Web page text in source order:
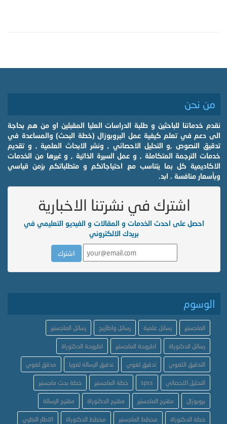
من نحن
نقدم خدماتنا للباحثين و طلبة الدراسات العليا المقبلين او من هم بحاجة
الى دعم في تعلم كيفية عمل البروبوزال (خطة البحث) والمساعدة في
تدقيق النصوص ,و التحليل الاحصائي , ونشر الابحاث العلمية , و تقديم
خدمات الترجمة المتكاملة , و عمل السيرة الذاتية , و غيرها من الخدمات
الاكاديمية كل بما يتناسب مع احتياجاتكم و متطلباتكم بزمن قياسي
وبأسعار منافسة . ابد.
اشترك في نشرتنا الاخبارية
احصل على احدث الخدمات و المقالات و الفيديو التعليمي في
بريدك الالكتروني
الوسوم
الماجستير رسائل علمية رسائل واطاريح رسائل الماجستير
رسائل الدكتوراة اطروحة الماجستير اطروحة الدكتوراة
التدقيق اللغوي تدقيق لغوي تدقيق الرسالة لغويا مدقق لغوي
التحليل الاحصائي spss خطة الماجستير خطة بحث ماجستير
بروبوزال مقترح الماجستير مقترح الدكتوراة مقترح الرسالة
خطة الدكتوراة مخطط الماجستير مخطط الدكتوراة الاطار النظري